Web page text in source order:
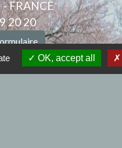
FRANCE
20 20
OK, accept all